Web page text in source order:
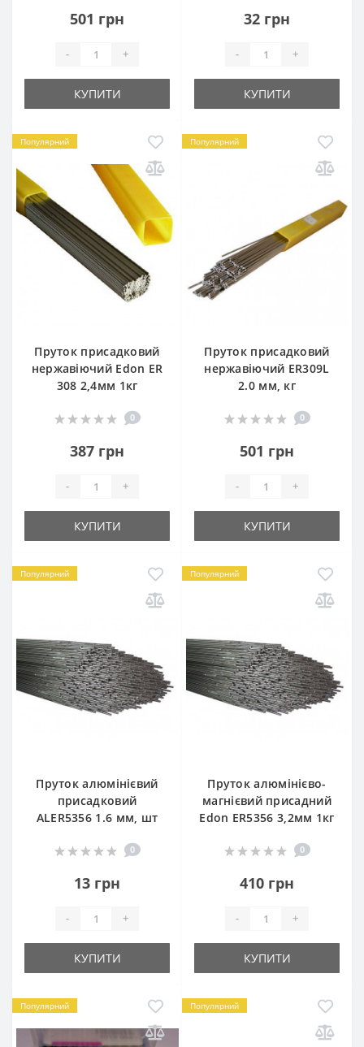
501 грн
- +
КУПИТИ
32 грн
- +
КУПИТИ
Популярний
Пруток присадковий
нержавіючий Edon ER
308 2,4мм 1кг
0
387 грн
- +
КУПИТИ
Популярний
Пруток присадковий
нержавіючий ER309L
2.0 мм, кг
0
501 грн
- +
КУПИТИ
Популярний
Пруток алюмінієвий
присадковий
ALER5356 1.6 мм, шт
0
13 грн
- +
КУПИТИ
Популярний
Пруток алюмінієво-
магнієвий присадний
Edon ER5356 3,2мм 1кг
0
410 грн
- +
КУПИТИ
Популярний Популярний